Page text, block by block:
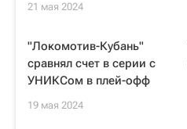
21 мая 2024
"Локомотив-Кубань"
сравнял счет в серии с
УНИКСом в плей-офф
19 мая 2024